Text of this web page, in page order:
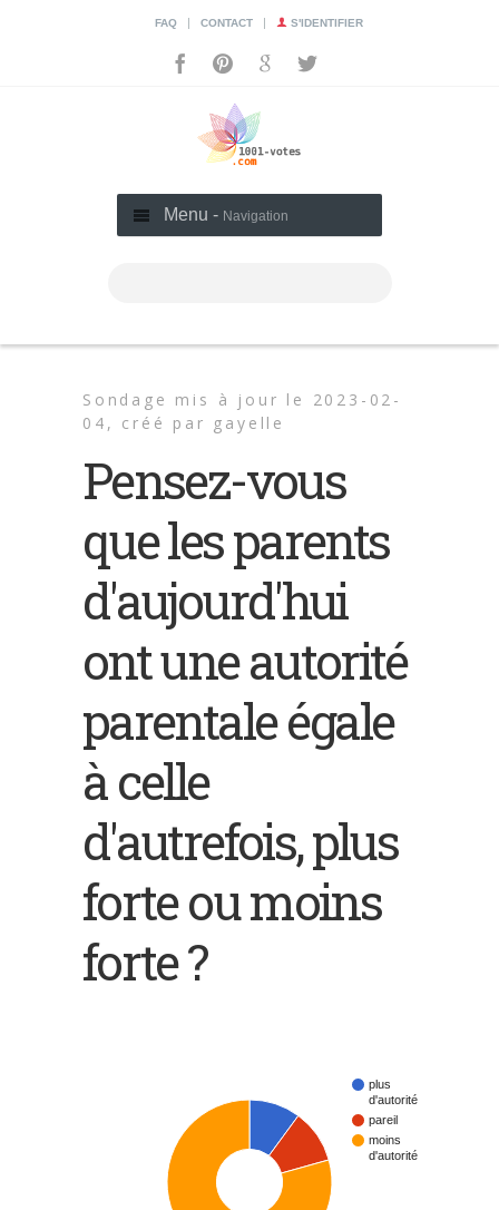
FAQ | CONTACT | S'IDENTIFIER
Menu - Navigation
Sondage mis à jour le 2023-02-
04, créé par gayelle
Pensez-vous
que les parents
d'aujourd'hui
ont une autorité
parentale égale
à celle
d'autrefois, plus
forte ou moins
forte ?
plus
d'autorité
pareil
moins
d'autorité